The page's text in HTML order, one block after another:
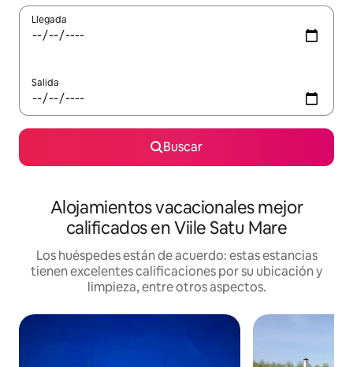
Llegada
Salida
Buscar
Alojamientos vacacionales mejor
calificados en Viile Satu Mare
Los huéspedes están de acuerdo: estas estancias
tienen excelentes calificaciones por su ubicación y
limpieza, entre otros aspectos.